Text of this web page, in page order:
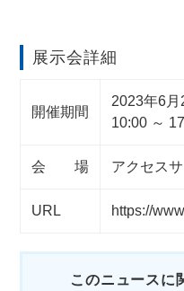
展示会詳細
開催期間
2023年6月
10:00 ～
会 場 アクセス
URL https://
このニュースに